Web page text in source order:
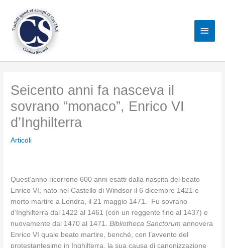
contenuto
Seicento anni fa nasceva il
sovrano “monaco”, Enrico VI
d’Inghilterra
Articoli
Quest’anno ricorrono 600 anni esatti dalla nascita del beato
Enrico VI, nato nel Castello di Windsor il 6 dicembre 1421 e
morto martire a Londra, il 21 maggio 1471. Fu sovrano
d’Inghilterra dal 1422 al 1461 (con un reggente fino al 1437) e
nuovamente dal 1470 al 1471.Bibliotheca Sanctorum annovera
Enrico VI quale beato martire, benché, con l’avvento del
protestantesimo in Inghilterra, la sua causa di canonizzazione